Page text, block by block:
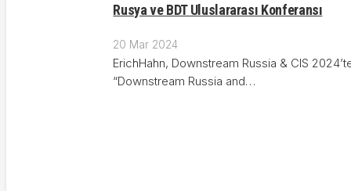
Rusya ve BDT Uluslararası Konferansı
20 Mar 2024
ErichHahn, Downstream Russia & CIS
“Downstream Russia and…